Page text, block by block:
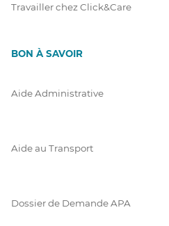
Travailler chez Click&Care
BON À SAVOIR
Aide Administrative
Aide au Transport
Dossier de Demande APA